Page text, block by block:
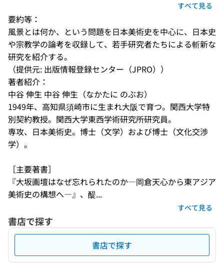
すべて見る
要約等：
風景とは何か、という問題を日本美術史を中心に、日本史
や宗教学の論考を収録して、若手研究者たちによる斬新な
研究を紹介する。
（提供元: 出版情報登録センター（JPRO））
著者紹介：
中谷 伸生 中谷 伸生（なかたに のぶお）
1949年、高知県須崎市に生まれ大阪で育つ。関西大学特
別契約教授。関西大学東西学術研究所研究員。
専攻、日本美術史。博士（文学）および博士（文化交渉
学）。
［主要著書］
『大坂画壇はなぜ忘れられたのか―岡倉天心から東アジア
美術史の構想へ―』、醍...
すべて見る
書店で探す
書店で探す